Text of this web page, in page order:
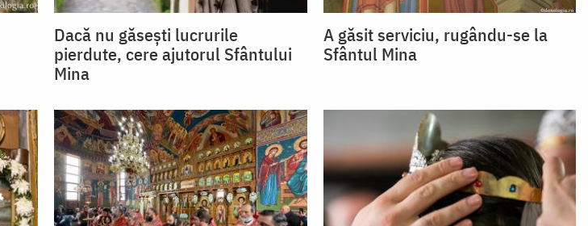
Dacă nu găsești lucrurile
pierdute, cere ajutorul Sfântului
Mina
A găsit serviciu, rugându-se la
Sfântul Mina